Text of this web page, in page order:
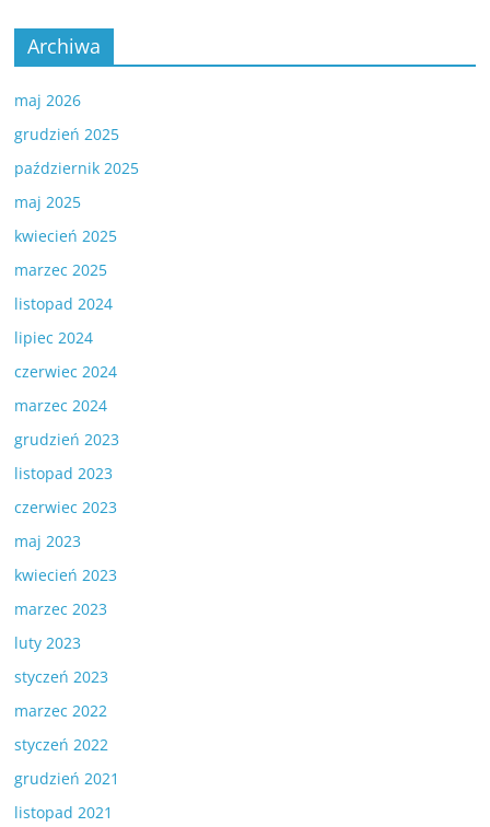
Archiwa
maj 2026
grudzień 2025
październik 2025
maj 2025
kwiecień 2025
marzec 2025
listopad 2024
lipiec 2024
czerwiec 2024
marzec 2024
grudzień 2023
listopad 2023
czerwiec 2023
maj 2023
kwiecień 2023
marzec 2023
luty 2023
styczeń 2023
marzec 2022
styczeń 2022
grudzień 2021
listopad 2021